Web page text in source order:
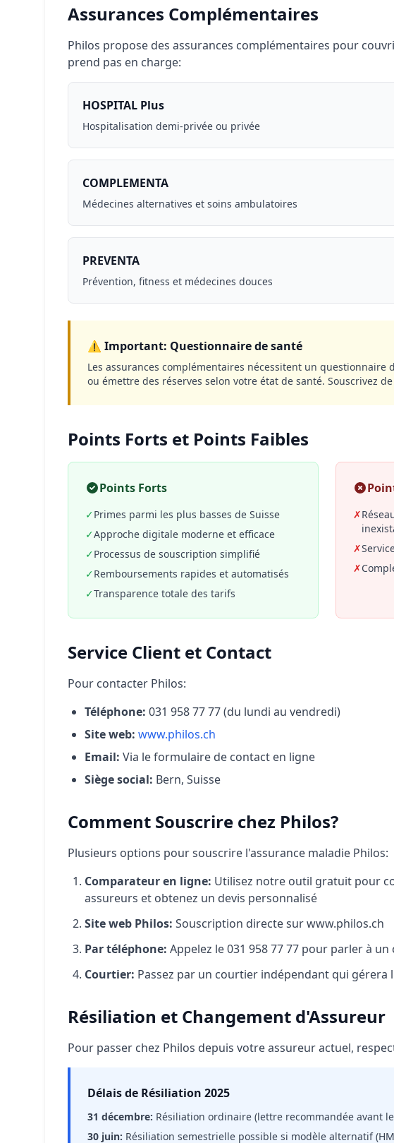
Assurances Complémentaires
Philos propose des assurances complémentaires pour
prend pas en charge:
HOSPITAL Plus
Hospitalisation demi-privée ou privée
COMPLEMENTA
Médecines alternatives et soins ambulatoires
PREVENTA
Prévention, fitness et médecines douces
⚠️ Important: Questionnaire de santé
Les assurances complémentaires nécessitent un questionnaire
ou émettre des réserves selon votre état de santé. Souscrivez
Points Forts et Points Faibles
Points Forts
✓Primes parmi les plus basses de Suisse
✓Approche digitale moderne et efficace
✓Processus de souscription simplifié
✓Remboursements rapides et automatisés
✓Transparence totale des tarifs
✗
✗
✗
Service Client et Contact
Pour contacter Philos:
Téléphone: 031 958 77 77 (du lundi au vendredi)
Site web: www.philos.ch
Email: Via le formulaire de contact en ligne
Siège social: Bern, Suisse
Comment Souscrire chez Philos?
Plusieurs options pour souscrire l'assurance maladie Philos:
Comparateur en ligne: Utilisez notre outil gratuit pour
assureurs et obtenez un devis personnalisé
Site web Philos: Souscription directe sur www.philos.ch
Par téléphone: Appelez le 031 958 77 77 pour parler à un
Courtier: Passez par un courtier indépendant qui gérera
Résiliation et Changement d'Assureur
Pour passer chez Philos depuis votre assureur actuel,
Délais de Résiliation 2025
31 décembre: Résiliation ordinaire (lettre recommandée avant
30 juin: Résiliation semestrielle possible si modèle alternatif